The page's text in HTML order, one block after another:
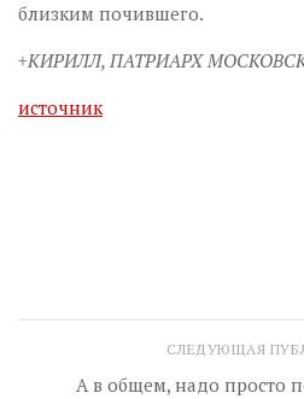
близким почившего.
+КИРИЛЛ, ПАТРИАРХ
источник
СЛЕДУЮЩАЯ
А в общем, надо просто